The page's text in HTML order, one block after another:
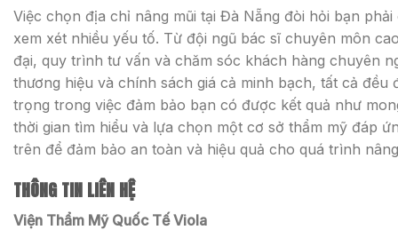
Việc chọn địa chỉ nâng mũi tại Đà Nẵng đòi hỏi bạn
xem xét nhiều yếu tố. Từ đội ngũ bác sĩ chuyên môn
đại, quy trình tư vấn và chăm sóc khách hàng chuyên
thương hiệu và chính sách giá cả minh bạch, tất cả đều
trọng trong việc đảm bảo bạn có được kết quả như
thời gian tìm hiểu và lựa chọn một cơ sở thẩm mỹ đáp
trên để đảm bảo an toàn và hiệu quả cho quá trình
THÔNG TIN LIÊN HỆ
Viện Thẩm Mỹ Quốc Tế Viola